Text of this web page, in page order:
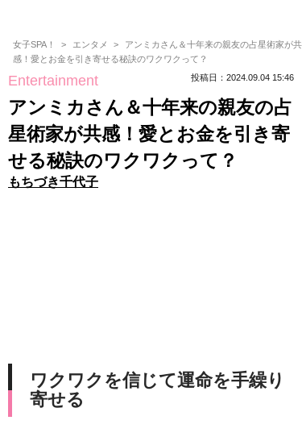
女子SPA！ エンタメ
アンミカさん＆十年来の親友の占星術家が共
感！愛とお金を引き寄せる秘訣のワクワクって？
Entertainment 投稿日：2024.09.04 15:46
アンミカさん＆十年来の親友の占
星術家が共感！愛とお金を引き寄
せる秘訣のワクワクって？
もちづき千代子
ワクワクを信じて運命を手繰り
寄せる